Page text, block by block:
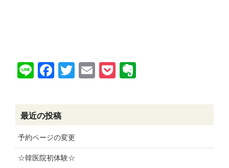
LineFacebook
Twitter
EmailPocket
最近の投稿
予約ページの変更
☆韓医院初体験☆